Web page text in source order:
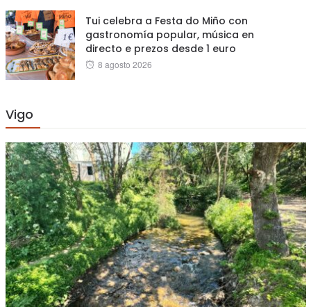
Tui celebra a Festa do Miño con
gastronomía popular, música en
directo e prezos desde 1 euro
Posted
8 agosto 2026
Vigo